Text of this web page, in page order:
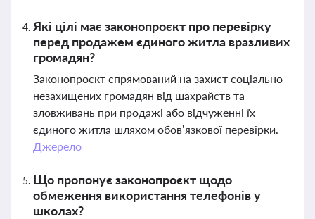
Які цілі має законопроєкт про перевірку
перед продажем єдиного житла вразливих
громадян?
Законопроєкт спрямований на захист соціально
незахищених громадян від шахрайств та
зловживань при продажі або відчуженні їх
єдиного житла шляхом обов’язкової перевірки.
Джерело
Що пропонує законопроєкт щодо
обмеження використання телефонів у
школах?